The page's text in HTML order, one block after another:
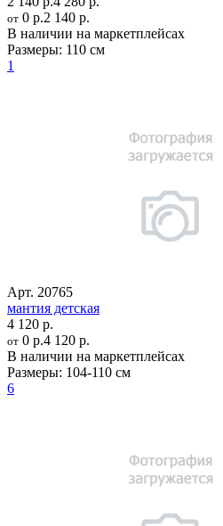
от 0 р.2 140 р.
В наличии на маркетплейсах
Размеры: 110 см
1
Арт. 20765
мантия детская
4 120 р.
от 0 р.4 120 р.
В наличии на маркетплейсах
Размеры: 104-110 см
6